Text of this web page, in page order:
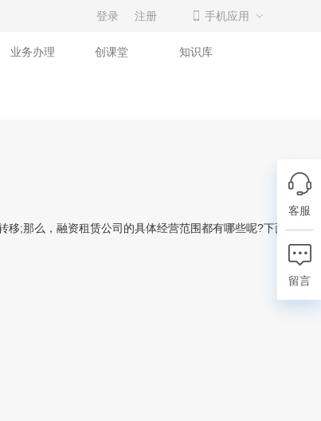
登录 注册 手机应用
业务办理 创课堂 知识库
;那么，融资租赁公司的具体经营范围都有哪些呢?下面由企常
客服
留言